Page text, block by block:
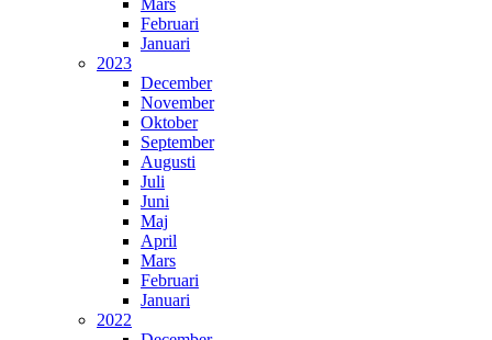
Mars
Februari
Januari
2023
December
November
Oktober
September
Augusti
Juli
Juni
Maj
April
Mars
Februari
Januari
2022